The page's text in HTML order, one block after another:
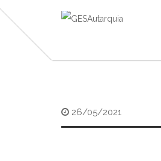
26/05/2021